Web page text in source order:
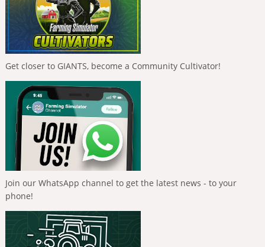
Get closer to GIANTS, become a Community Cultivator!
Join our WhatsApp channel to get the latest news - to your
phone!